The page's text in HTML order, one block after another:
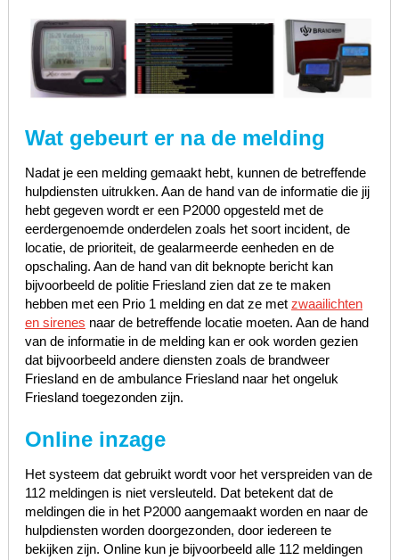
Wat gebeurt er na de melding
Nadat je een melding gemaakt hebt, kunnen de betreffende
hulpdiensten uitrukken. Aan de hand van de informatie die jij
hebt gegeven wordt er een P2000 opgesteld met de
eerdergenoemde onderdelen zoals het soort incident, de
locatie, de prioriteit, de gealarmeerde eenheden en de
opschaling. Aan de hand van dit beknopte bericht kan
bijvoorbeeld de politie Friesland zien dat ze te maken
hebben met een Prio 1 melding en dat ze met zwaailichten
en sirenes naar de betreffende locatie moeten. Aan de hand
van de informatie in de melding kan er ook worden gezien
dat bijvoorbeeld andere diensten zoals de brandweer
Friesland en de ambulance Friesland naar het ongeluk
Friesland toegezonden zijn.
Online inzage
Het systeem dat gebruikt wordt voor het verspreiden van de
112 meldingen is niet versleuteld. Dat betekent dat de
meldingen die in het P2000 aangemaakt worden en naar de
hulpdiensten worden doorgezonden, door iedereen te
bekijken zijn. Online kun je bijvoorbeeld alle 112 meldingen